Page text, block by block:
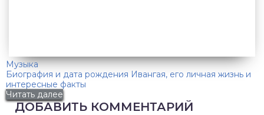
Музыка
Биография и дата рождения Ивангая, его личная жизнь и
интересные факты
Читать далее
ДОБАВИТЬ КОММЕНТАРИЙ